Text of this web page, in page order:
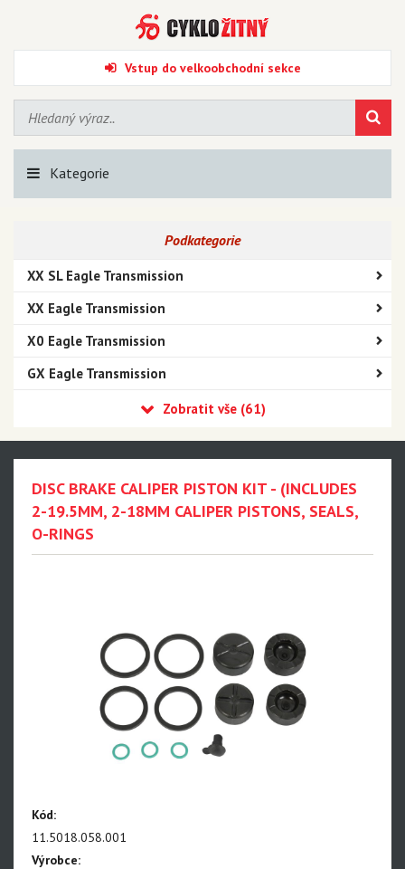
Vstup do velkoobchodní sekce
Kategorie
Podkategorie
XX SL Eagle Transmission
XX Eagle Transmission
X0 Eagle Transmission
GX Eagle Transmission
Eagle 90 Transmission
Eagle 70 Transmission
Eagle S500 - NEW!!!
Eagle S200 - NEW!!!
X01 Eagle AXS
GX Eagle AXS
NX Eagle
SX Eagle
DISC BRAKE CALIPER PISTON KIT - (INCLUDES
2-19.5MM, 2-18MM CALIPER PISTONS, SEALS,
O-RINGS
Kód:
11.5018.058.001
Výrobce: